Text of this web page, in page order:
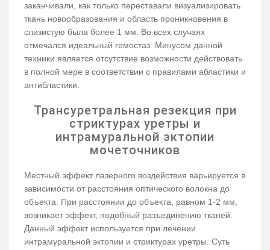
заканчивали, как только переставали визуализировать
ткань новообразования и область проникновения в
слизистую была более 1 мм. Во всех случаях
отмечался идеальный гемостаз. Минусом данной
техники является отсутствие возможности действовать
в полной мере в соответствии с правилами абластики и
антибластики.
Трансуретральная резекция при
стриктурах уретры и
интрамуральной эктопии
мочеточников
Местный эффект лазерного воздействия варьируется в
зависимости от расстояния оптического волокна до
объекта. При расстоянии до объекта, равном 1-2 мм,
возникает эффект, подобный разъединению тканей.
Данный эффект используется при лечении
интрамуральной эктопии и стриктурах уретры. Суть